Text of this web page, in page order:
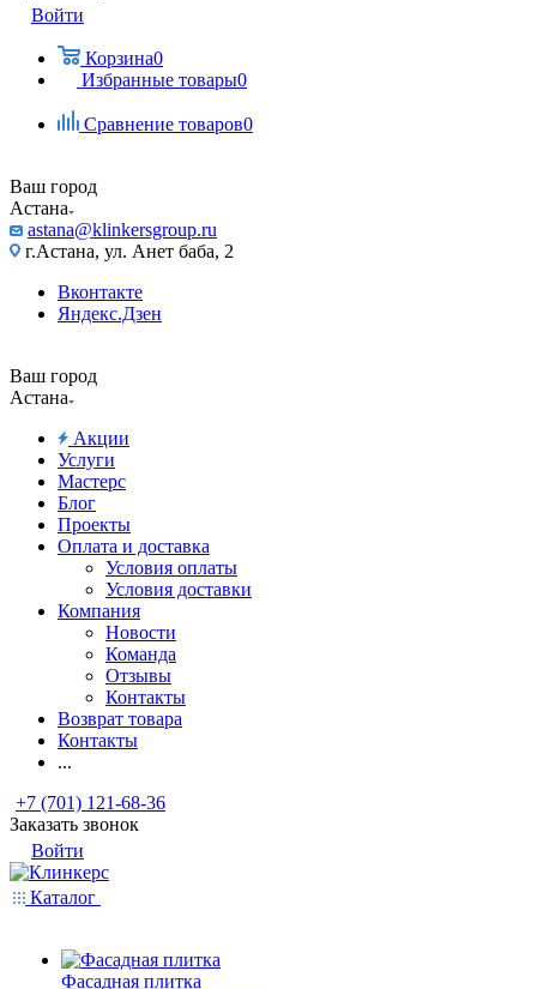
Войти
Корзина0
Избранные товары0
Сравнение товаров0
Ваш город
Астана
astana@klinkersgroup.ru
г.Астана, ул. Анет баба, 2
Вконтакте
Яндекс.Дзен
Ваш город
Астана
Акции
Услуги
Мастерс
Блог
Проекты
Оплата и доставка
Условия оплаты
Условия доставки
Компания
Новости
Команда
Отзывы
Контакты
Возврат товара
Контакты
...
+7 (701) 121-68-36
Заказать звонок
Войти
Каталог
Фасадная плитка